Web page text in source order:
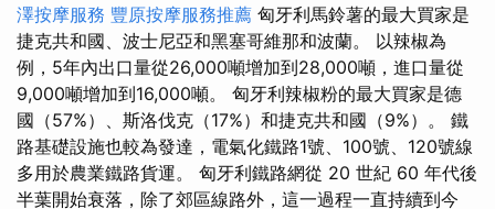
澤按摩服務 豐原按摩服務推薦 匈牙利馬鈴薯的最大買家是
捷克共和國、波士尼亞和黑塞哥維那和波蘭。 以辣椒為
例，5年內出口量從26,000噸增加到28,000噸，進口量從
9,000噸增加到16,000噸。 匈牙利辣椒粉的最大買家是德
國（57%）、斯洛伐克（17%）和捷克共和國（9%）。 鐵
路基礎設施也較為發達，電氣化鐵路1號、100號、120號線
多用於農業鐵路貨運。 匈牙利鐵路網從 20 世紀 60 年代後
半葉開始衰落，除了郊區線路外，這一過程一直持續到今